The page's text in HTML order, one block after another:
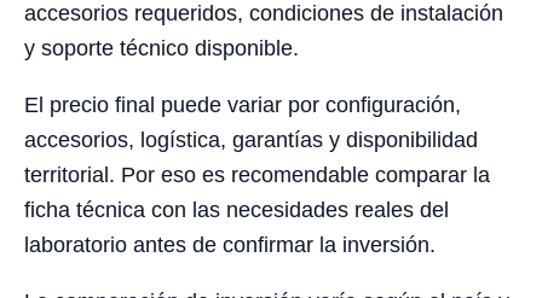
accesorios requeridos, condiciones de instalación
y soporte técnico disponible.
El precio final puede variar por configuración,
accesorios, logística, garantías y disponibilidad
territorial. Por eso es recomendable comparar la
ficha técnica con las necesidades reales del
laboratorio antes de confirmar la inversión.